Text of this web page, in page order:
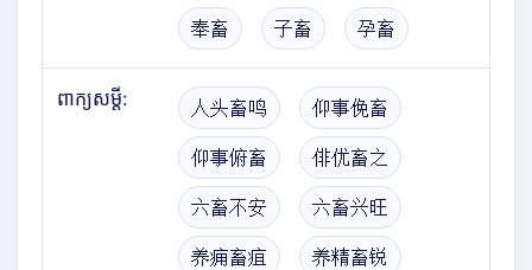
奉畜 子畜 孕畜
ពាក្យសម្តី: 人头畜鸣 仰事俛畜
仰事俯畜 俳优畜之
六畜不安 六畜兴旺
养痈畜疽 养精畜锐